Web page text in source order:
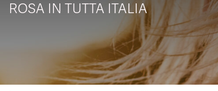
NOTIZIE
CHI SIAMO
ROSA IN TUTTA ITALIA